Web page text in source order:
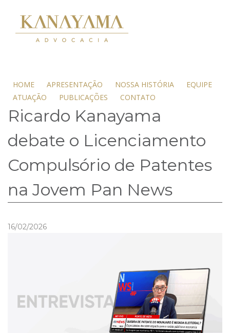
HOME APRESENTAÇÃO NOSSA HISTÓRIA
EQUIPE
ATUAÇÃO
PUBLICAÇÕES CONTATO
Ricardo Kanayama
debate o Licenciamento
Compulsório de Patentes
na Jovem Pan News
16/02/2026